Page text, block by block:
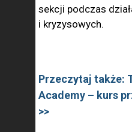
sekcji podczas
i kryzysowych.
Przeczytaj także:
Academy – kurs
>>